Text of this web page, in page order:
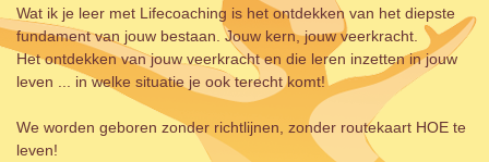
Wat ik je leer met Lifecoaching is het ontdekken van het diepste
fundament van jouw bestaan. Jouw kern, jouw veerkracht.
Het ontdekken van jouw veerkracht en die leren inzetten in jouw
leven ... in welke situatie je ook terecht komt!
We worden geboren zonder richtlijnen, zonder routekaart HOE te
leven!